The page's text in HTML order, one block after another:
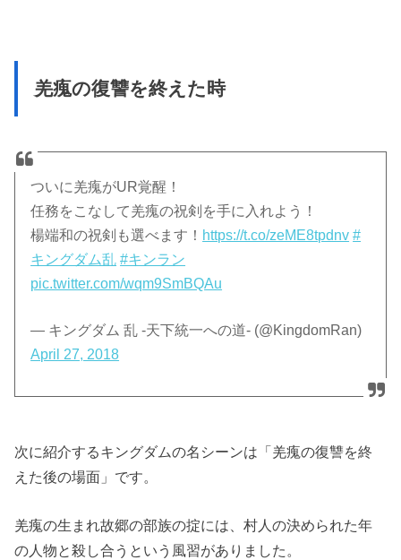
羌瘣の復讐を終えた時
ついに羌瘣がUR覚醒！
任務をこなして羌瘣の祝剣を手に入れよう！
楊端和の祝剣も選べます！ https://t.co/zeME8tpdnv #
キングダム乱 #キンラン
pic.twitter.com/wqm9SmBQAu
— キングダム 乱 -天下統一への道- (@KingdomRan)
April 27, 2018
次に紹介するキングダムの名シーンは「羌瘣の復讐を終
えた後の場面」です。
羌瘣の生まれ故郷の部族の掟には、村人の決められた年
の人物と殺し合うという風習がありました。